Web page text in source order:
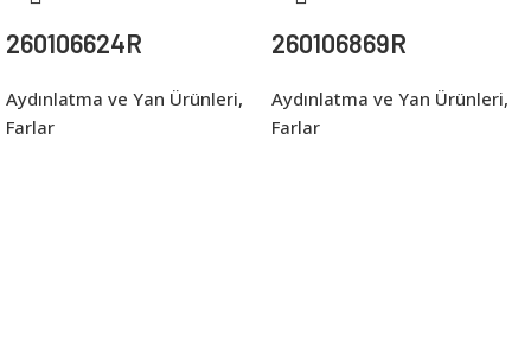
260106624R
Aydınlatma ve Yan Ürünleri,
Farlar
260106869R
Aydınlatma ve Yan Ürünleri,
Farlar